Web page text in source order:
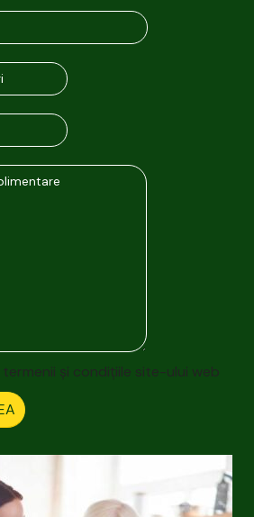
și condițiile site-ului web